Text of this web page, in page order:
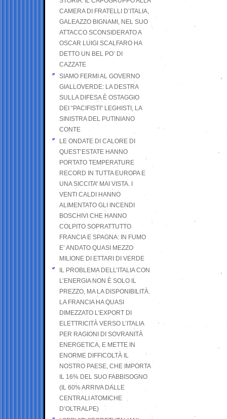
CAMERA DI FRATELLI D’ITALIA,
GALEAZZO BIGNAMI, NEL SUO
ATTACCO SCONSIDERATO A
OSCAR LUIGI SCALFARO HA
DETTO UN BEL PO’ DI
CAZZATE
SIAMO FERMI AL GOVERNO
GIALLOVERDE: LA DESTRA
SULLA DIFESA È OSTAGGIO
DEI “PACIFISTI” LEGHISTI, LA
SINISTRA DEL PUTINIANO
CONTE
LE ONDATE DI CALORE DI
QUEST’ESTATE HANNO
PORTATO TEMPERATURE
RECORD IN TUTTA EUROPA E
UNA SICCITA’ MAI VISTA. I
VENTI CALDI HANNO
ALIMENTATO GLI INCENDI
BOSCHIVI CHE HANNO
COLPITO SOPRATTUTTO
FRANCIA E SPAGNA: IN FUMO
E’ ANDATO QUASI MEZZO
MILIONE DI ETTARI DI VERDE
IL PROBLEMA DELL’ITALIA CON
L’ENERGIA NON È SOLO IL
PREZZO, MA LA DISPONIBILITÀ.
LA FRANCIA HA QUASI
DIMEZZATO L’EXPORT DI
ELETTRICITÀ VERSO L’ITALIA
PER RAGIONI DI SOVRANITÀ
ENERGETICA, E METTE IN
ENORME DIFFICOLTÀ IL
NOSTRO PAESE, CHE IMPORTA
IL 16% DEL SUO FABBISOGNO
(IL 60% ARRIVA DALLE
CENTRALI ATOMICHE
D’OLTRALPE)